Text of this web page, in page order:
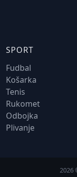
SPORT
Fudbal
Košarka
Tenis
Rukomet
Odbojka
Plivanje
2026